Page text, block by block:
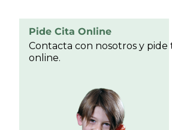
Pide Cita Online
Contacta con nosotros y pide
online.